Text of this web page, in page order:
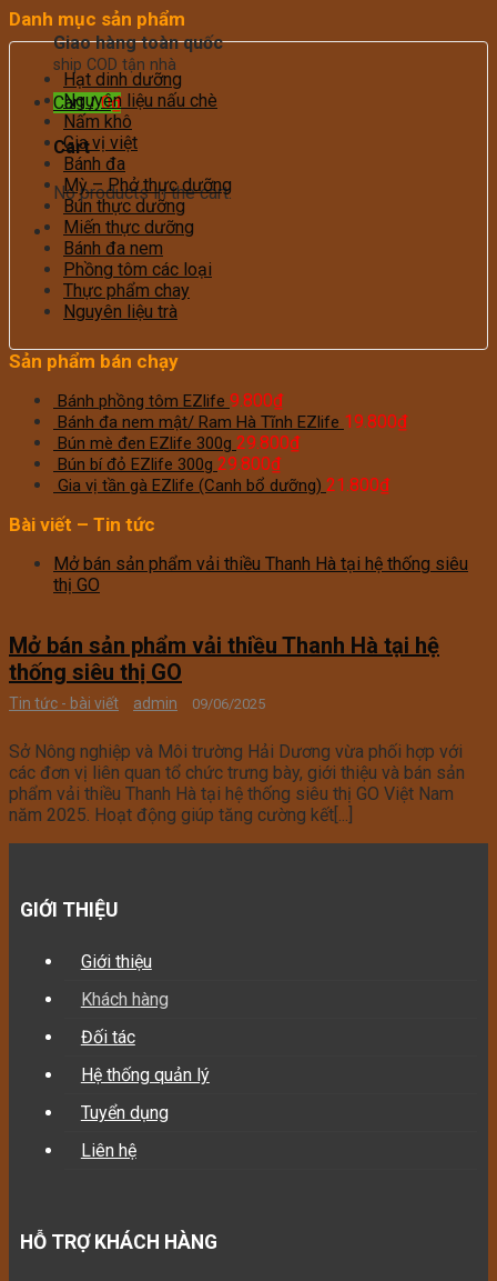
Giao hàng toàn quốc
ship COD tận nhà
Cart /0₫
Cart
No products in the cart.
Danh mục sản phẩm
Hạt dinh dưỡng
Nguyên liệu nấu chè
Nấm khô
Gia vị việt
Bánh đa
Mỳ – Phở thực dưỡng
Bún thực dưỡng
Miến thực dưỡng
Bánh đa nem
Phồng tôm các loại
Thực phẩm chay
Nguyên liệu trà
Sản phẩm bán chạy
Bánh phồng tôm EZlife 9.800₫
Bánh đa nem mật/ Ram Hà Tĩnh EZlife 19.800₫
Bún mè đen EZlife 300g 29.800₫
Bún bí đỏ EZlife 300g 29.800₫
Gia vị tần gà EZlife (Canh bổ dưỡng) 21.800₫
Bài viết – Tin tức
Mở bán sản phẩm vải thiều Thanh Hà tại hệ thống siêu
thị GO
Mở bán sản phẩm vải thiều Thanh Hà tại hệ
thống siêu thị GO
Tin tức - bài viết admin 09/06/2025
Sở Nông nghiệp và Môi trường Hải Dương vừa phối hợp với
các đơn vị liên quan tổ chức trưng bày, giới thiệu và bán sản
phẩm vải thiều Thanh Hà tại hệ thống siêu thị GO Việt Nam
năm 2025. Hoạt động giúp tăng cường kết[...]
GIỚI THIỆU
Giới thiệu
Khách hàng
Đối tác
Hệ thống quản lý
Tuyển dụng
Liên hệ
HỖ TRỢ KHÁCH HÀNG